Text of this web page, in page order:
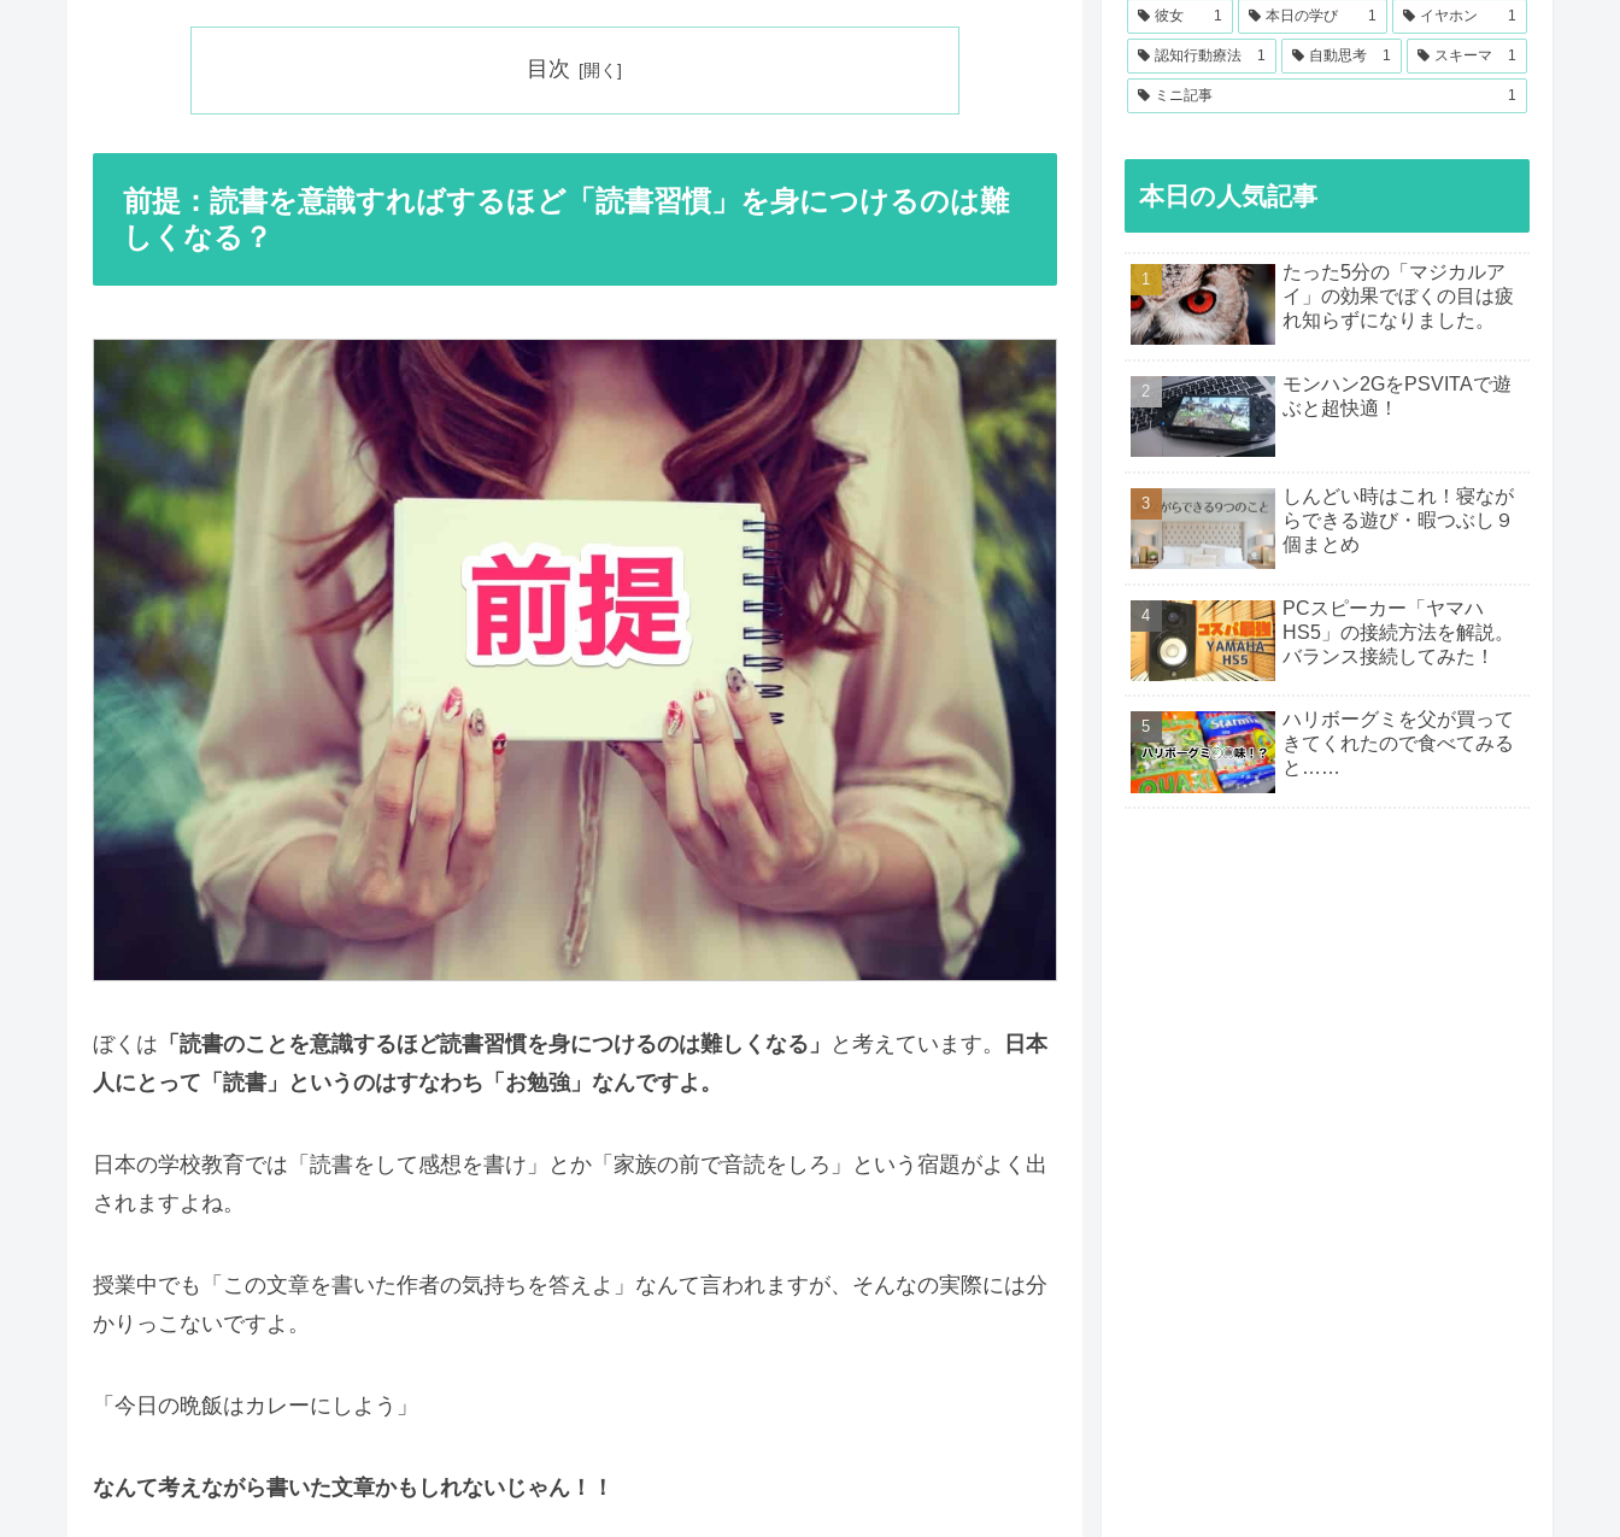
目次
前提：読書を意識すればするほど「読書習慣」を身につけるのは難
しくなる？
ぼくは 「読書のことを意識するほど読書習慣を身につけるのは難しくなる」 と考えています。
日本
人にとって「読書」というのはすなわち「お勉強」なんですよ。
日本の学校教育では「読書をして感想を書け」とか「家族の前で音読をしろ」という宿題がよく出
されますよね。
授業中でも「この文章を書いた作者の気持ちを答えよ」なんて言われますが、そんなの実際には分
かりっこないですよ。
「今日の晩飯はカレーにしよう」
なんて考えながら書いた文章かもしれないじゃん！！
彼女 1 本日の学び 1 イヤホン 1
認知行動療法 1 自動思考 1 スキーマ 1
ミニ記事 1
本日の人気記事
たった5分の「マジカルア
イ」の効果でぼくの目は疲
れ知らずになりました。
モンハン2GをPSVITAで遊
ぶと超快適！
しんどい時はこれ！寝なが
らできる遊び・暇つぶし９
個まとめ
PCスピーカー「ヤマハ
HS5」の接続方法を解説。
バランス接続してみた！
ハリボーグミを父が買って
きてくれたので食べてみる
と……